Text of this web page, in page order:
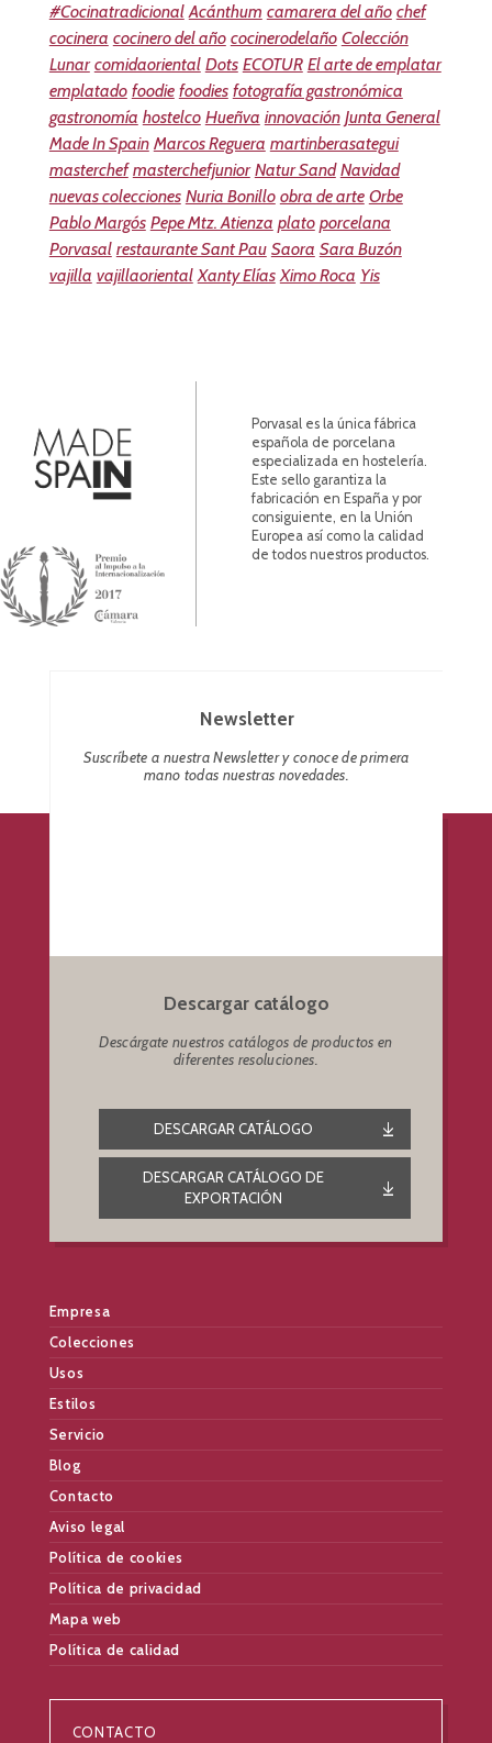
#Cocinatradicional Acánthum camarera del año chef
cocinera cocinero del año cocinerodelaño Colección
Lunar comidaoriental Dots ECOTUR El arte de emplatar
emplatado foodie foodies fotografía gastronómica
gastronomía hostelco Hueñva innovación Junta General
Made In Spain Marcos Reguera martinberasategui
masterchef masterchefjunior Natur Sand Navidad
nuevas colecciones Nuria Bonillo obra de arte Orbe
Pablo Margós Pepe Mtz. Atienza plato porcelana
Porvasal restaurante Sant Pau Saora Sara Buzón
vajilla vajillaoriental Xanty Elías Ximo Roca Yis
Porvasal es la única fábrica
española de porcelana
especializada en hostelería.
Este sello garantiza la
fabricación en España y por
consiguiente, en la Unión
Europea así como la calidad
de todos nuestros productos.
Newsletter
Suscríbete a nuestra Newsletter y conoce de primera
mano todas nuestras novedades.
Descargar catálogo
Descárgate nuestros catálogos de productos en
diferentes resoluciones.
DESCARGAR CATÁLOGO
DESCARGAR CATÁLOGO DE
EXPORTACIÓN
Empresa
Colecciones
Usos
Estilos
Servicio
Blog
Contacto
Aviso legal
Política de cookies
Política de privacidad
Mapa web
Política de calidad
CONTACTO